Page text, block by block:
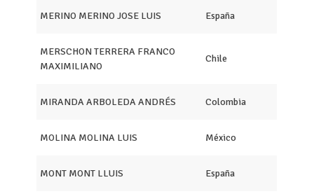
MERINO MERINO JOSE LUIS España
MERSCHON TERRERA FRANCO
MAXIMILIANO
Chile
MIRANDA ARBOLEDA ANDRÉS Colombia
MOLINA MOLINA LUIS México
MONT MONT LLUIS España